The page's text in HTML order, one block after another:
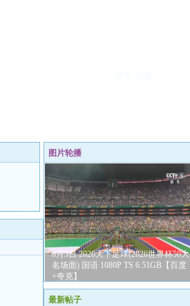
图片轮播
8月3日 2026天下足球(2026世界杯50大
名场面) 国语 1080P TS 6.51GB【百度
+夸克】
最新帖子